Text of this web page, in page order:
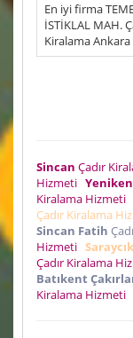
En iyi firma
İSTİKLAL MAH.
Kiralama Ankara
Sincan Çadır
Hizmeti
Kiralama Hizmeti
Çadır Kiralama
Sincan Fatih
Hizmeti
Çadır Kiralama
Batıkent
Kiralama Hizmeti